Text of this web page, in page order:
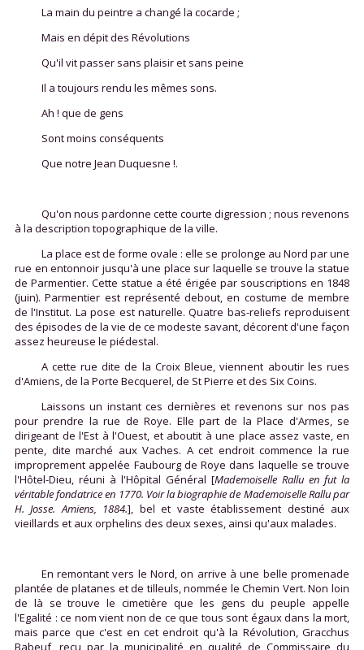
La main du peintre a changé la cocarde ;
Mais en dépit des Révolutions
Qu'il vit passer sans plaisir et sans peine
Il a toujours rendu les mêmes sons.
Ah ! que de gens
Sont moins conséquents
Que notre Jean Duquesne !.
Qu'on nous pardonne cette courte digression ; nous revenons
à la description topographique de la ville.
La place est de forme ovale : elle se prolonge au Nord par une
rue en entonnoir jusqu'à une place sur laquelle se trouve la statue
de Parmentier. Cette statue a été érigée par souscriptions en 1848
(juin). Parmentier est représenté debout, en costume de membre
de l'Institut. La pose est naturelle. Quatre bas-reliefs reproduisent
des épisodes de la vie de ce modeste savant, décorent d'une façon
assez heureuse le piédestal.
A cette rue dite de la Croix Bleue, viennent aboutir les rues
d'Amiens, de la Porte Becquerel, de St Pierre et des Six Coins.
Laissons un instant ces dernières et revenons sur nos pas
pour prendre la rue de Roye. Elle part de la Place d'Armes, se
dirigeant de l'Est à l'Ouest, et aboutit à une place assez vaste, en
pente, dite marché aux Vaches. A cet endroit commence la rue
improprement appelée Faubourg de Roye dans laquelle se trouve
l'Hôtel-Dieu, réuni à l'Hôpital Général [Mademoiselle Rallu en fut la
véritable fondatrice en 1770. Voir la biographie de Mademoiselle Rallu par
H. Josse. Amiens, 1884.], bel et vaste établissement destiné aux
vieillards et aux orphelins des deux sexes, ainsi qu'aux malades.
En remontant vers le Nord, on arrive à une belle promenade
plantée de platanes et de tilleuls, nommée le Chemin Vert. Non loin
de là se trouve le cimetière que les gens du peuple appelle
l'Egalité : ce nom vient non de ce que tous sont égaux dans la mort,
mais parce que c'est en cet endroit qu'à la Révolution, Gracchus
Babeuf, reçu par la municipalité en qualité de Commissaire du